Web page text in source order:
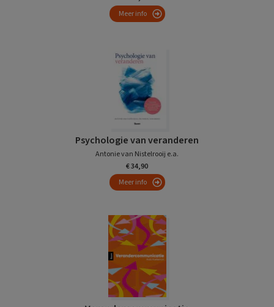
Meer info
Psychologie van veranderen
Antonie van Nistelrooij e.a.
€ 34,90
Meer info